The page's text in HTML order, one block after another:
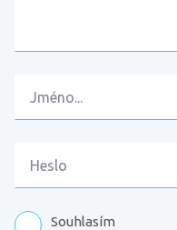
Souhlasím